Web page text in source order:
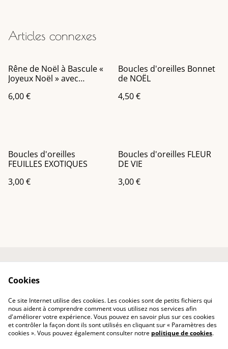
Articles connexes
Rêne de Noël à Bascule «
Joyeux Noël » avec
6,00 €
Boucles d'oreilles Bonnet
de NOËL
4,50 €
Boucles d'oreilles
FEUILLES EXOTIQUES
3,00 €
Boucles d'oreilles FLEUR
DE VIE
3,00 €
confidentialité
Politique des cookies
Cookies
Ce site Internet utilise des cookies. Les cookies sont de petits fichiers qui
nous aident à comprendre comment vous utilisez nos services afin
d'améliorer votre expérience. Vous pouvez en savoir plus sur ces cookies
et contrôler la façon dont ils sont utilisés en cliquant sur « Paramètres des
cookies ». Vous pouvez également consulter notre politique de cookies.